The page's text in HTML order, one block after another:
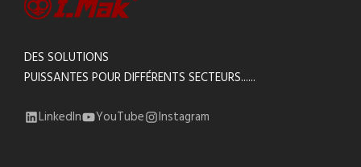
DES SOLUTIONS
PUISSANTES POUR DIFFÉRENTS SECTEURS......
LinkedIn YouTube Instagram